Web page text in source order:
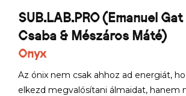
SUB.LAB.PRO (Emanuel
Csaba & Mészáros Máté)
Onyx
Az ónix nem csak ahhoz ad energiát,
elkezd megvalósítani álmaidat, hanem